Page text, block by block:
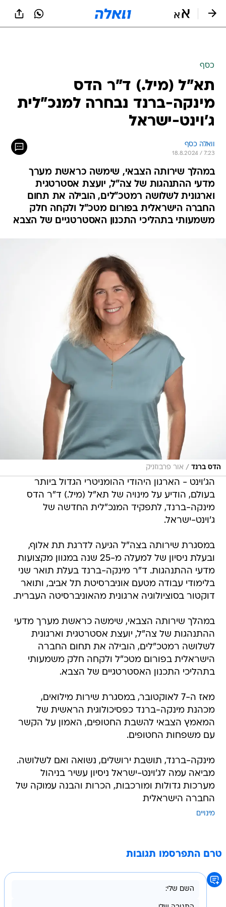
כסף
תא"ל (מיל.) ד"ר הדס
מינקה-ברנד נבחרה למנכ"לית
ג'וינט-ישראל
וואלה כסף
18.8.2024 / 7:23
במהלך שירותה הצבאי, שימשה כראשת מערך
מדעי ההתנהגות של צה"ל, יועצת אסטרטגית
וארגונית לשלושה רמטכ"לים, הובילה את תחום
החברה הישראלית בפורום מטכ"ל ולקחה חלק
משמעותי בתהליכי התכנון האסטרטגיים של הצבא
הדס ברנד / אור פרבוזניק
הג'וינט - הארגון היהודי ההומניטרי הגדול ביותר
בעולם, הודיע על מינויה של תא"ל (מיל.) ד"ר הדס
מינקה-ברנד, לתפקיד המנכ"לית החדשה של
ג'וינט-ישראל.
במסגרת שירותה בצה"ל הגיעה לדרגת תת אלוף,
ובעלת ניסיון של למעלה מ-25 שנה במגוון מקצועות
מדעי ההתנהגות. ד"ר מינקה-ברנד בעלת תואר שני
בלימודי עבודה מטעם אוניברסיטת תל אביב, ותואר
דוקטור בסוציולוגיה ארגונית מהאוניברסיטה העברית.
במהלך שירותה הצבאי, שימשה כראשת מערך מדעי
ההתנהגות של צה"ל, יועצת אסטרטגית וארגונית
לשלושה רמטכ"לים, הובילה את תחום החברה
הישראלית בפורום מטכ"ל ולקחה חלק משמעותי
בתהליכי התכנון האסטרטגיים של הצבא.
מאז ה-7 לאוקטובר, במסגרת שירות מילואים,
מכהנת מינקה-ברנד כפסיכולוגית הראשית של
המאמץ הצבאי להשבת החטופים, האמון על הקשר
עם משפחות החטופים.
מינקה-ברנד, תושבת ירושלים, נשואה ואם לשלושה.
מביאה עמה לג'וינט-ישראל ניסיון עשיר בניהול
מערכות גדולות ומורכבות, הכרות והבנה עמוקה של
החברה הישראלית
מינויים
טרם התפרסמו תגובות